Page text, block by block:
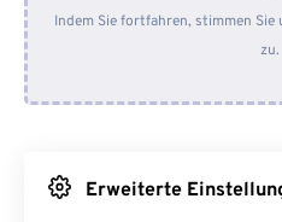
Von Dropbox
Indem Sie fortfahren, stimmen Sie
zu.
Erweiterte